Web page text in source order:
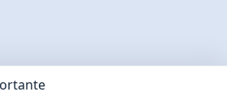
❓ Interpretamos errores y